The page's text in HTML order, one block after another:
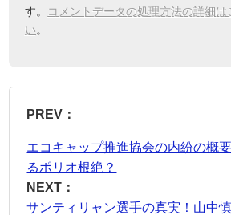
す。
コメントデータの処理方法の詳細は
い。
PREV：
エコキャップ推進協会の内紛の概
るポリオ根絶？
NEXT：
サンティリャン選手の真実！山中